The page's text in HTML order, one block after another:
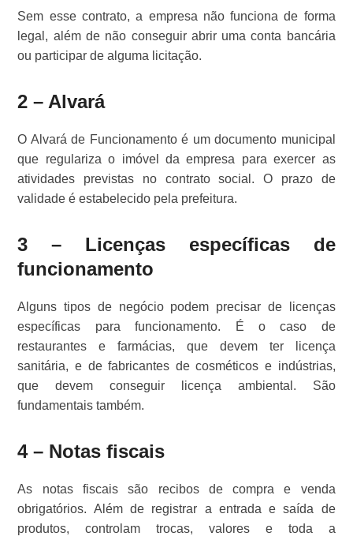
Sem esse contrato, a empresa não funciona de forma
legal, além de não conseguir abrir uma conta bancária
ou participar de alguma licitação.
2 – Alvará
O Alvará de Funcionamento é um documento municipal
que regulariza o imóvel da empresa para exercer as
atividades previstas no contrato social. O prazo de
validade é estabelecido pela prefeitura.
3 – Licenças específicas de
funcionamento
Alguns tipos de negócio podem precisar de licenças
específicas para funcionamento. É o caso de
restaurantes e farmácias, que devem ter licença
sanitária, e de fabricantes de cosméticos e indústrias,
que devem conseguir licença ambiental. São
fundamentais também.
4 – Notas fiscais
As notas fiscais são recibos de compra e venda
obrigatórios. Além de registrar a entrada e saída de
produtos, controlam trocas, valores e toda a